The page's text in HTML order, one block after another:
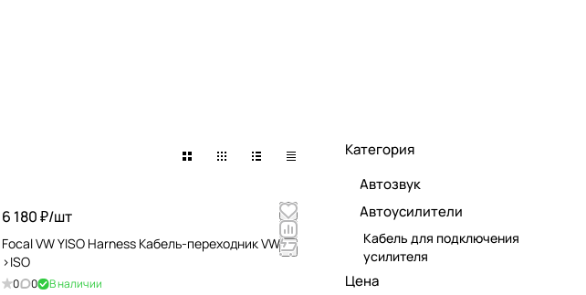
6 180 ₽/шт
Focal VW YISO Harness Кабель-переходник VW-
>ISO
0 0 В наличии
Категория
Автозвук
Автоусилители
Кабель для подключения
усилителя
Цена